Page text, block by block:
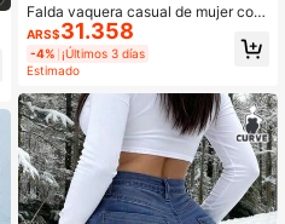
Falda vaquera casual de mujer con
bolsillos y dobladillo deshilachado,
versátil para el verano
ARS$31.358
-4% ¡Últimos 3 días
Estimado